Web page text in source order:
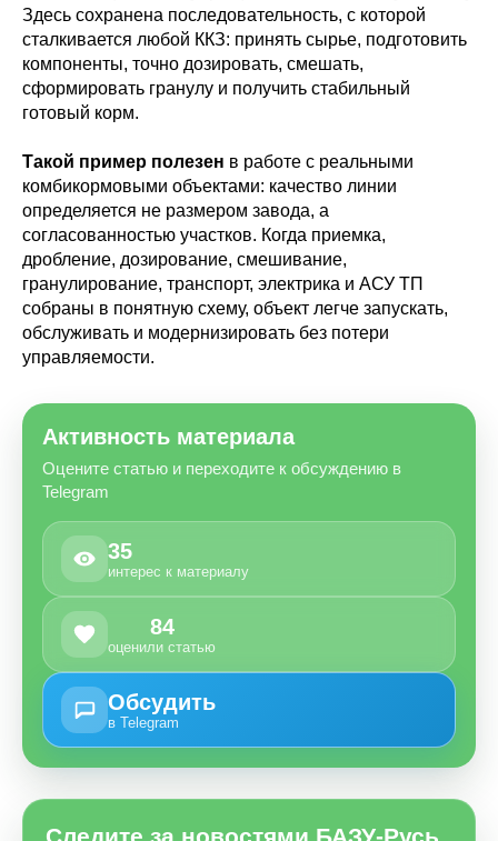
Здесь сохранена последовательность, с которой
сталкивается любой ККЗ: принять сырье, подготовить
компоненты, точно дозировать, смешать,
сформировать гранулу и получить стабильный
готовый корм.
Такой пример полезен в работе с реальными
комбикормовыми объектами: качество линии
определяется не размером завода, а
согласованностью участков. Когда приемка,
дробление, дозирование, смешивание,
гранулирование, транспорт, электрика и АСУ ТП
собраны в понятную схему, объект легче запускать,
обслуживать и модернизировать без потери
управляемости.
Активность материала
Оцените статью и переходите к обсуждению в
Telegram
35
интерес к материалу
84
оценили статью
Обсудить
в Telegram